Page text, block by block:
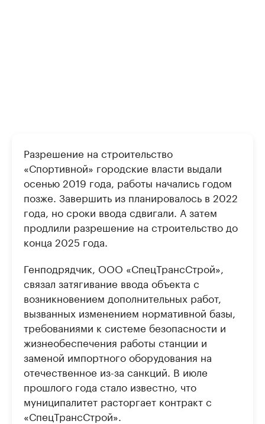
Разрешение на строительство
«Спортивной» городские власти выдали
осенью 2019 года, работы начались годом
позже. Завершить из планировалось в 2022
года, но сроки ввода сдвигали. А затем
продлили разрешение на строительство до
конца 2025 года.
Генподрядчик, ООО «СпецТрансСтрой»,
связал затягивание ввода объекта с
возникновением дополнительных работ,
вызванных изменением нормативной базы,
требованиями к системе безопасности и
жизнеобеспечения работы станции и
заменой импортного оборудования на
отечественное из-за санкций. В июле
прошлого года стало известно, что
муниципалитет расторгает контракт с
«СпецТрансСтрой».